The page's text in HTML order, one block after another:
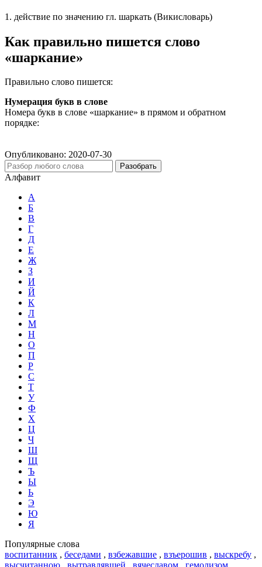
1. действие по значению гл. шаркать (Викисловарь)
Как правильно пишется слово
«шаркание»
Правильно слово пишется:
Нумерация букв в слове
Номера букв в слове «шаркание» в прямом и обратном
порядке:
Опубликовано: 2020-07-30
Разобрать
Алфавит
А
Б
В
Г
Д
Е
Ж
З
И
Й
К
Л
М
Н
О
П
Р
С
Т
У
Ф
Х
Ц
Ч
Ш
Щ
Ъ
Ы
Ь
Э
Ю
Я
Популярные слова
воспитанник , беседами , взбежавшие , взъерошив , выскребу ,